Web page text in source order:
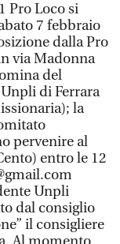
Pro Loco si
7 febbraio
dalla Pro
via Madonna
del
di Ferrara
la
pervenire al
entro le 12
Unpli
dal consiglio
il consigliere